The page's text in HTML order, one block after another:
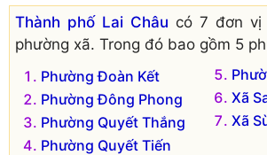
Thành phố Lai Châu có 7 đơn vị
phường xã. Trong đó bao gồm 5
Phường Đoàn Kết
Phường Đông Phong
Phường Quyết Thắng
Phường Quyết Tiến
Xã
Xã